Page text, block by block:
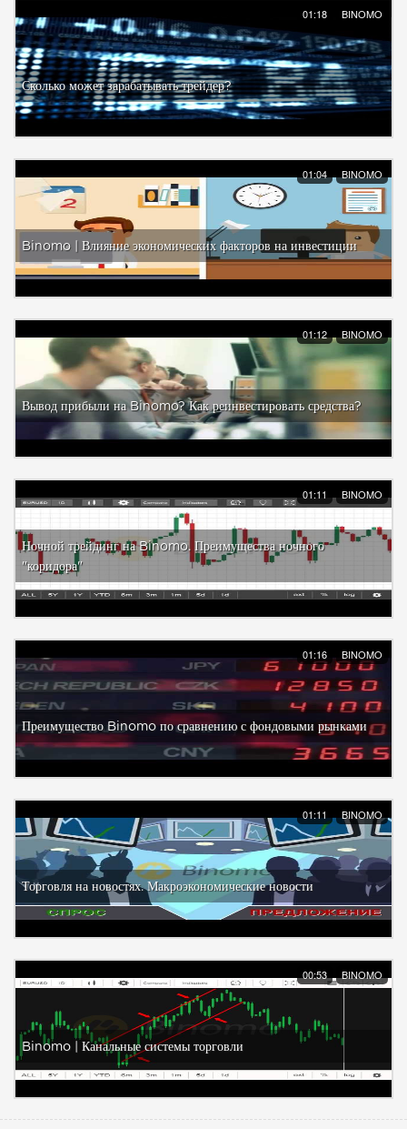
01:18 BINOMO
Сколько может зарабатывать трейдер?
01:04 BINOMO
Binomo | Влияние экономических факторов на инвестиции
01:12 BINOMO
Вывод прибыли на Binomo? Как реинвестировать средства?
01:11 BINOMO
Ночной трейдинг на Binomo. Преимущества ночного
"коридора"
01:16 BINOMO
Преимущество Binomo по сравнению с фондовыми рынками
01:11 BINOMO
Торговля на новостях. Макроэкономические новости
00:53 BINOMO
Binomo | Канальные системы торговли